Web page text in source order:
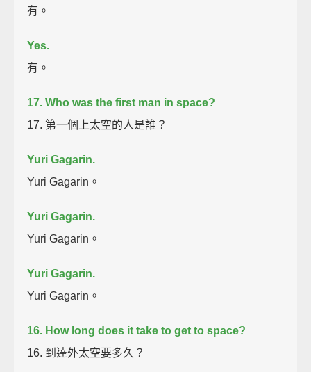
有。
Yes.
有。
17. Who was the first man in space?
17. 第一個上太空的人是誰？
Yuri Gagarin.
Yuri Gagarin。
Yuri Gagarin.
Yuri Gagarin。
Yuri Gagarin.
Yuri Gagarin。
16. How long does it take to get to space?
16. 到達外太空要多久？